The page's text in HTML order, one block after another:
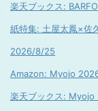
楽天ブックス:
紙特集: 土屋太鳳×佐
2026/8/25
Amazon: Myojo
楽天ブックス: